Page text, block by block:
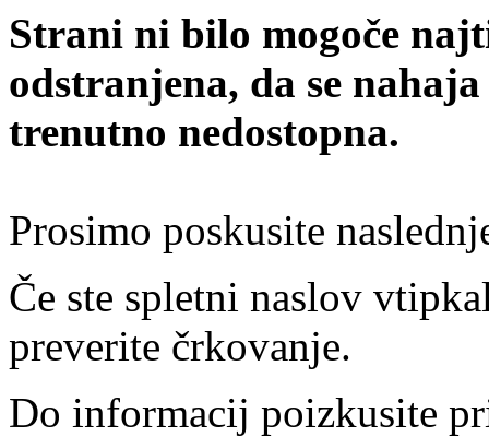
Strani ni bilo mogoče
odstranjena, da se
trenutno nedostopna.
Prosimo poskusite
Če ste spletni naslov
preverite črkovanje.
Do informacij poizkusite